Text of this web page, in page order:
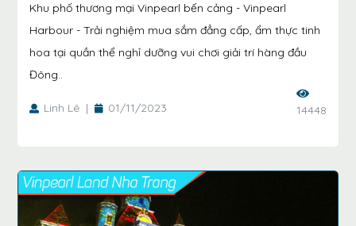
Khu phố thương mại Vinpearl bến cảng - Vinpearl
Harbour - Trải nghiệm mua sắm đẳng cấp, ẩm thực tinh
hoa tại quần thể nghỉ dưỡng vui chơi giải trí hàng đầu
Đông..
Linh Lê | 01/11/2023 14448